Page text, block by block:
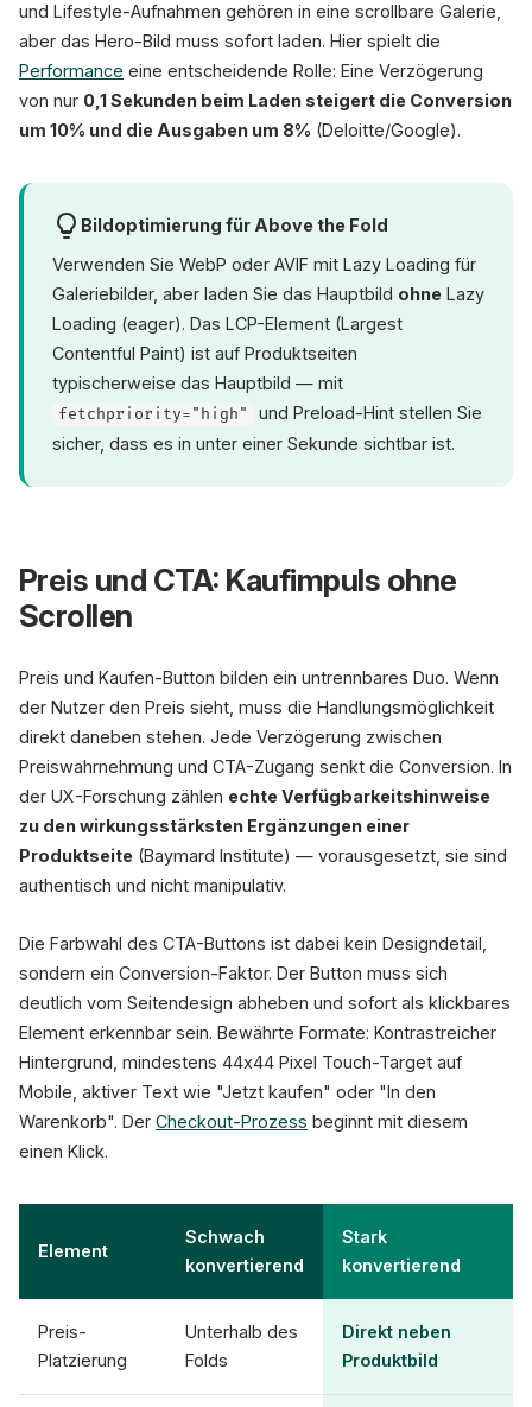
und Lifestyle-Aufnahmen gehören in eine scrollbare Galerie,
aber das Hero-Bild muss sofort laden. Hier spielt die
Performance eine entscheidende Rolle: Eine Verzögerung
von nur 0,1 Sekunden beim Laden steigert die Conversion
um 10% und die Ausgaben um 8% (Deloitte/Google).
Bildoptimierung für Above the Fold
Verwenden Sie WebP oder AVIF mit Lazy Loading für
Galeriebilder, aber laden Sie das Hauptbild ohne Lazy
Loading (eager). Das LCP-Element (Largest
Contentful Paint) ist auf Produktseiten
typischerweise das Hauptbild — mit
fetchpriority="high"
und Preload-Hint stellen Sie
sicher, dass es in unter einer Sekunde sichtbar ist.
Preis und CTA: Kaufimpuls ohne
Scrollen
Preis und Kaufen-Button bilden ein untrennbares Duo. Wenn
der Nutzer den Preis sieht, muss die Handlungsmöglichkeit
direkt daneben stehen. Jede Verzögerung zwischen
Preiswahrnehmung und CTA-Zugang senkt die Conversion. In
der UX-Forschung zählen echte Verfügbarkeitshinweise
zu den wirkungsstärksten Ergänzungen einer
Produktseite (Baymard Institute) — vorausgesetzt, sie sind
authentisch und nicht manipulativ.
Die Farbwahl des CTA-Buttons ist dabei kein Designdetail,
sondern ein Conversion-Faktor. Der Button muss sich
deutlich vom Seitendesign abheben und sofort als klickbares
Element erkennbar sein. Bewährte Formate: Kontrastreicher
Hintergrund, mindestens 44x44 Pixel Touch-Target auf
Mobile, aktiver Text wie "Jetzt kaufen" oder "In den
Warenkorb". Der Checkout-Prozess beginnt mit diesem
einen Klick.
Element
Schwach
konvertierend
Stark
konvertierend
Preis-
Platzierung
Unterhalb des
Folds
Direkt neben
Produktbild